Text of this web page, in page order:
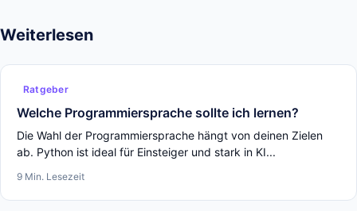
Weiterlesen
Ratgeber
Welche Programmiersprache sollte ich lernen?
Die Wahl der Programmiersprache hängt von deinen Zielen
ab. Python ist ideal für Einsteiger und stark in KI...
9 Min. Lesezeit